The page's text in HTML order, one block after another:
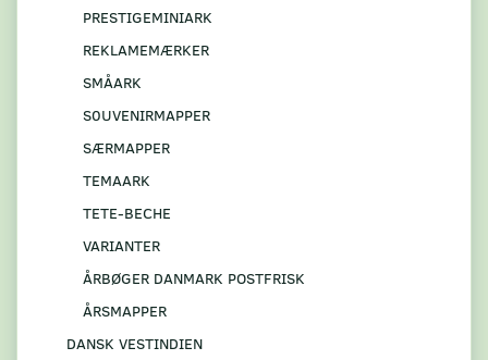
PRESTIGEMINIARK
REKLAMEMÆRKER
SMÅARK
S0UVENIRMAPPER
SÆRMAPPER
TEMAARK
TETE-BECHE
VARIANTER
ÅRBØGER DANMARK POSTFRISK
ÅRSMAPPER
DANSK VESTINDIEN